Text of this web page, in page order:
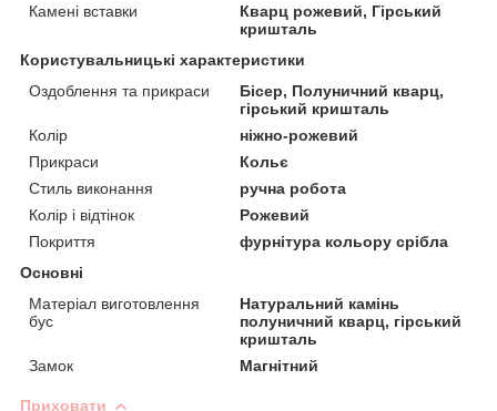
Камені вставки
Кварц рожевий, Гірський
кришталь
Користувальницькі характеристики
Оздоблення та прикраси
Бісер, Полуничний кварц,
гірський кришталь
Колір
ніжно-рожевий
Прикраси
Кольє
Стиль виконання
ручна робота
Колір і відтінок
Рожевий
Покриття
фурнітура кольору срібла
Основні
Матеріал виготовлення
бус
Натуральний камінь
полуничний кварц, гірський
кришталь
Замок
Магнітний
Приховати